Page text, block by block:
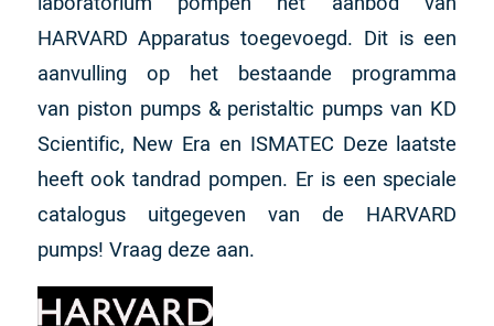
HARVARD Apparatus toegevoegd. Dit is een
aanvulling op het bestaande programma
van piston pumps & peristaltic pumps van KD
Scientific, New Era en ISMATEC Deze laatste
heeft ook tandrad pompen. Er is een speciale
catalogus uitgegeven van de HARVARD
pumps! Vraag deze aan.